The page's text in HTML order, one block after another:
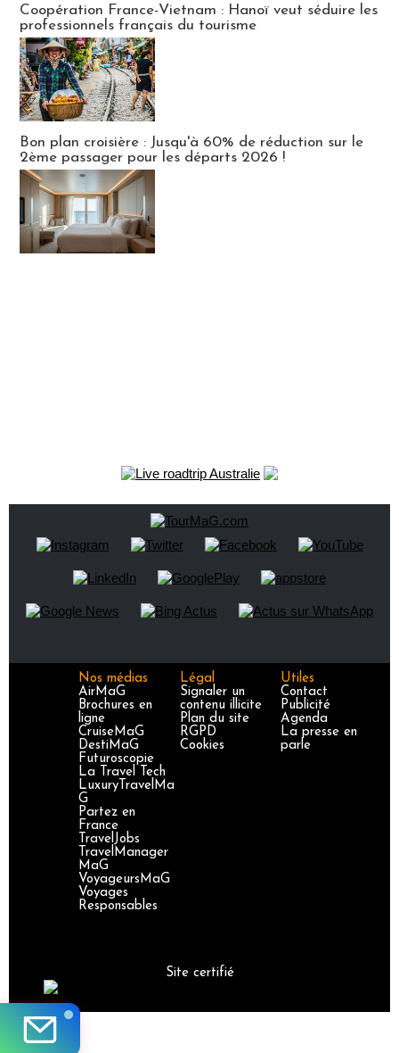
Coopération France-Vietnam : Hanoï veut séduire les
professionnels français du tourisme
Bon plan croisière : Jusqu'à 60% de réduction sur le
2ème passager pour les départs 2026 !
Nos médias
AirMaG
Brochures en
ligne
CruiseMaG
DestiMaG
Futuroscopie
La Travel Tech
LuxuryTravelMa
G
Partez en
France
TravelJobs
TravelManager
MaG
VoyageursMaG
Voyages
Responsables
Légal
Signaler un
contenu illicite
Plan du site
RGPD
Cookies
Utiles
Contact
Publicité
Agenda
La presse en
parle
Site certifié